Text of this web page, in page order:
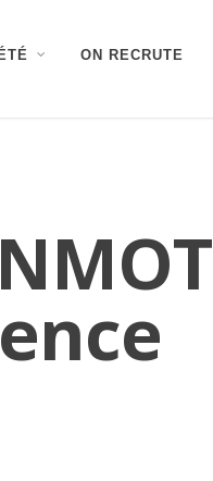
ON RECRUTE